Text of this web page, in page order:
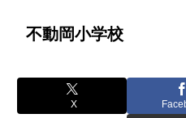
不動岡小学校
X